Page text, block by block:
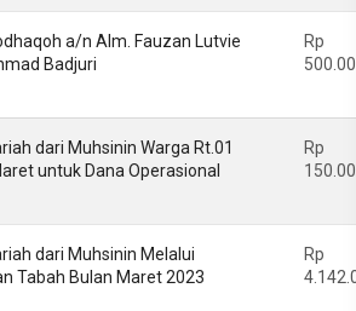
a/n Alm. Fauzan Lutvie
Badjuri
Rp
dari Muhsinin Warga Rt.01
untuk Dana Operasional
Rp
dari Muhsinin Melalui
Tabah Bulan Maret 2023
Rp